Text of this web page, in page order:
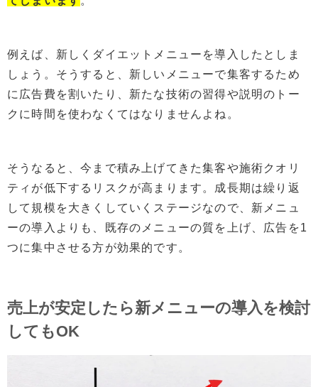
例えば、新しくダイエットメニューを導入したとしま
しょう。そうすると、新しいメニューで集客するため
に広告費を割いたり、新たな技術の習得や説明のトー
クに時間を使わなくてはなりませんよね。
そうなると、今まで積み上げてきた集客や施術クオリ
ティが低下するリスクが高まります。 成長期は繰り返
して規模を大きくしていくステージなので、新メニュ
ーの導入よりも、既存のメニューの質を上げ、広告 を1
つに集中させる方が効果的です。
売上が安定したら新メニューの導入を検討
してもOK